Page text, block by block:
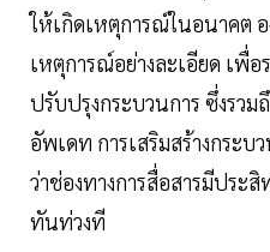
ให้เกิดเหตุการณ์ในอนาคต
เหตุการณ์อย่างละเอียด เพื่
ปรับปรุงกระบวนการ ซึ่งรว
อัพเดท การเสริมสร้างกระบ
ว่าช่องทางการสื่อสารมีประ
ทันท่วงที